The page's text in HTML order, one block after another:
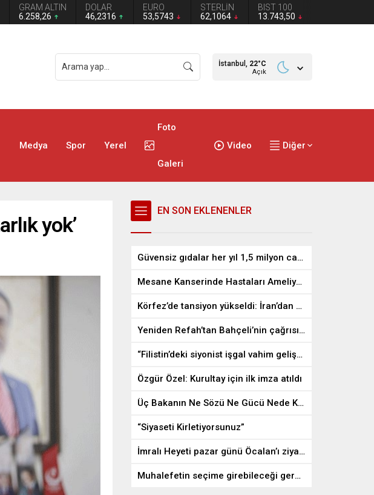
GRAM ALTIN
6.258,26
DOLAR
46,2316
EURO
53,5743
STERLİN
62,1064
BIST 100
13.743,50
İstanbul, 22°C
Açık
Medya Spor Yerel
Foto
Galeri
Video Diğer
yok’
EN SON EKLENENLER
Güvensiz gıdalar her yıl 1,5 milyon can alıyor
Mesane Kanserinde Hastaları Ameliyattan Kurtaran İlaç
Körfez’de tansiyon yükseldi: İran’dan ABD üslerine misilleme
Yeniden Refah’tan Bahçeli’nin çağrısına destek
“Filistin’deki siyonist işgal vahim gelişmelere gebe”
Özgür Özel: Kurultay için ilk imza atıldı
Üç Bakanın Ne Sözü Ne Gücü Nede Kudreti Yetmedi
“Siyaseti Kirletiyorsunuz”
İmralı Heyeti pazar günü Öcalan’ı ziyaret edecek
Muhalefetin seçime girebileceği gerçek bir alan kalmayabilir